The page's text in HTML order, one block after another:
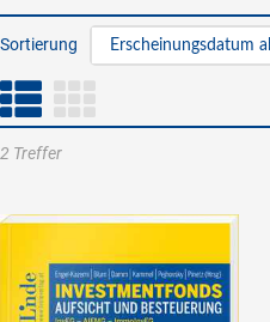
Sortierung Erscheinungsdatum
2 Treffer